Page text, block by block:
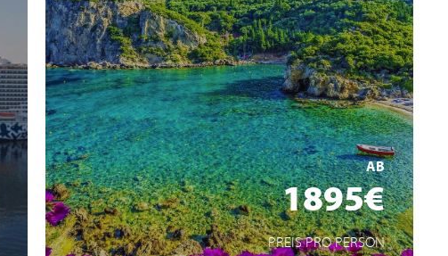
AB
1895€
PREIS PRO PERSON
Premium Alles Inklusive
Mediterrane Altstädte, traumhafte Küsten und
kulturelle Highlights
Pfingstferien
MEHR ERFAHREN